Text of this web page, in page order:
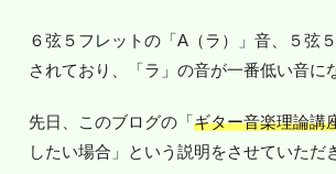
６弦５フレットの「A（ラ）」音、５弦
されており、「ラ」の音が一番低い音に
先日、このブログの「ギター音楽理論講
したい場合」という説明をさせていただ